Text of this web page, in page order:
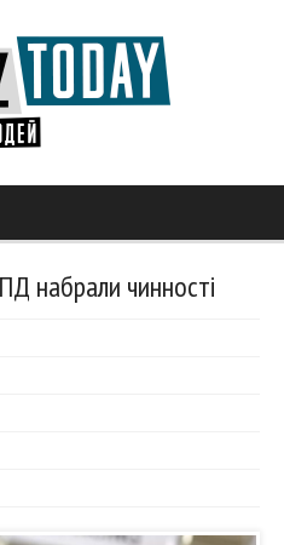
набрали чинності